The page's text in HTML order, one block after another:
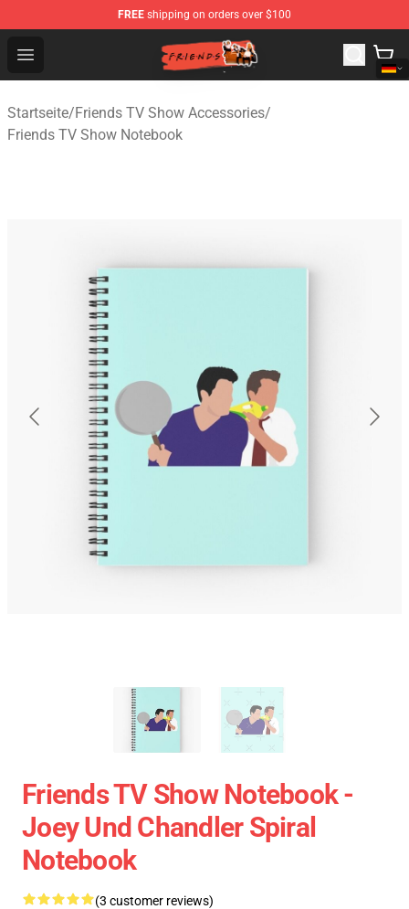
FREE shipping on orders over $100
Open menu
Friends Store - Official Friends Merchandise Shop
Startseite/Friends TV Show Accessories/
Friends TV Show Notebook
Friends TV Show Notebook -
Joey Und Chandler Spiral
Notebook
(3 customer reviews)